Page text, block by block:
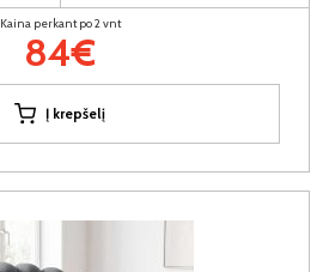
Kaina perkant po 2 vnt
84€
Į krepšelį